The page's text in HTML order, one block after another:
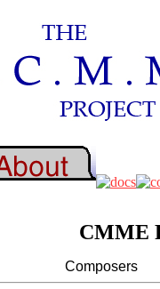
CMME
Composers